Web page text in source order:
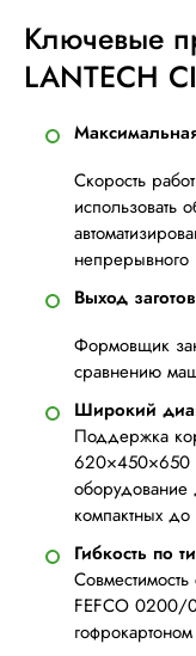
Ключевые
LANTECH
Скорость
использовать
непрерывного
Выход
Формовщик
сравнению
Широкий
Поддержка
620×450×650
оборудование
компактных до
Гибкость по
FEFCO 0200/